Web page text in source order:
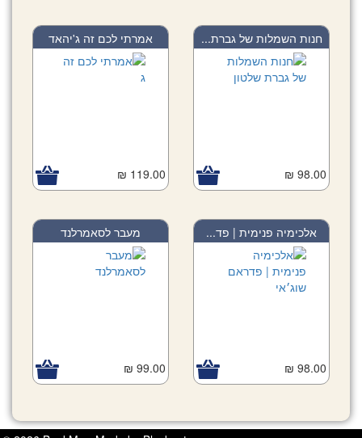
חנות השמלות של גברת...
98.00 ₪
אמרתי לכם זה ג'יהאד
119.00 ₪
אלכימיה פנימית | פד...
98.00 ₪
מעבר לסאמרלנד
99.00 ₪